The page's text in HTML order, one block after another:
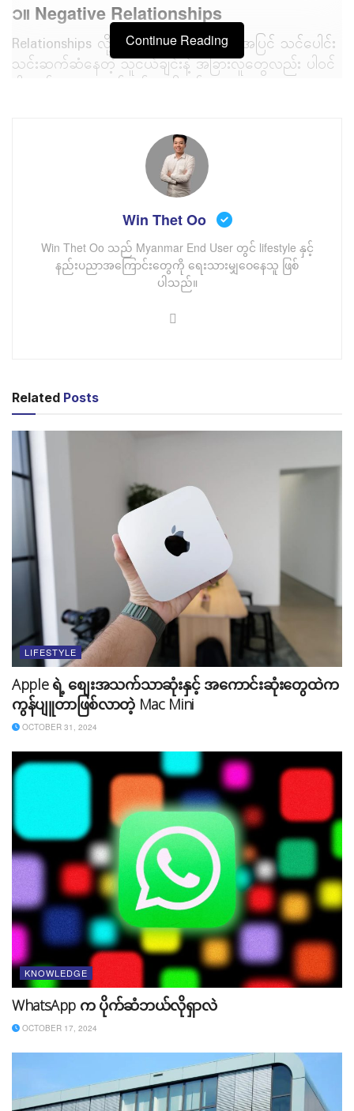
၁။ Negative Relationships
Relationships လို့ဆိုရာမှာ ချစ်သူရည်းစားအပြင် သင်ပေါင်း
သင်းဆက်ဆံနေတဲ့ သူငယ်ချင်းနဲ့ အခြားလူတွေလည်း ပါဝင်
ပါတယ်။ ဥပမာ သင်တစ်ခုခုကို စဉ်းစား
ရှောင်သင့်ပါတယ်။ ဒါ့အပြင် သင့်ကို အဆိပ်အတောက်ဖြစ်
စေတဲ့ ချစ်သူ၊ ရည်းစားမျိုး ရထားပြီဆိုရင်လည်း​ ကိုယ့်လမ်း
ကိုယ်လျှောက်ဖို့ သေချာစဉ်းစားသင့်ပါတယ်။ Negative ဖြစ်
တယ့်လူတွေနဲ့ ပေါင်းသင်းရမယ့်အစား Positive စိတ်ခွန်အား
ဖြစ်စေတဲ့ လူတွေနဲ့ အတူတူပေါင်းသင်း သွားလာပါ။ သင့်ကို
စိတ်ခွန်အားတွေ ဖြစ်စေမယ့်အပြင် ကိုယ့်ကိုယ်ကိုလည်း
ယုံကြည်မှုတိုးပွားစေပါတယ်။
တွေးခေါ်စဉ်းစားတာက ကောင်းတဲ့အလေ့အကျင့်ဖြစ်ပေမယ့်
အတွေးလွန်ပြီး အလုပ်မဖြစ်တာတော့ မဖြစ်သင့်ပါဘူး။ ဥပမာ
နိုင်ငံရေးအခြေအနေကြောင့် အလုပ်တွေခက်ခဲနေတဲ့အချိန်မှာ
သင့်ကိုပြည်ပနိုင်ငံက အလုပ်တစ်ခုက​ လာကမ်းလှမ်းတဲ့အခါ
မှာ နှစ်ခါစဉ်းစားတာမျိုး မလုပ်သင့်ပါဘူး။ နေရေးထိုင်ရေး
အဆင်ပြေပါ့မလား၊ သွားရေးလာရေးအဆင်ပြေပါ့မလား စ
သဖြင့် မတွေးနေပဲ ရတဲ့အလုပ်ကို လက်ဆွဲပြီး လုပ်သင့်ပါ
တယ်။ ဒီလိုအချိန်မျိုးတွေမှာ အတွေးမလွန်ဖို့လည်း
အရေးကြီးပါတယ်။
Continue Reading
Win Thet Oo
Win Thet Oo သည် Myanmar End User တွင် lifestyle နှင့်
နည်းပညာအကြောင်းတွေကို ရေးသားမျှဝေနေသူ ဖြစ်
ပါသည်။
Related Posts
LIFESTYLE
Apple ရဲ့ စျေးအသက်သာဆုံးနှင့် အကောင်းဆုံးတွေထဲက
ကွန်ပျူတာဖြစ်လာတဲ့ Mac Mini
OCTOBER 31, 2024
KNOWLEDGE
WhatsApp က ပိုက်ဆံဘယ်လိုရှာလဲ
OCTOBER 17, 2024